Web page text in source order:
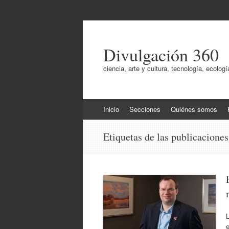
Divulgación 360
ciencia, arte y cultura, tecnología,
al
Inicio Secciones Quiénes somos
Etiquetas de las